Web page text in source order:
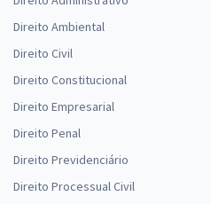
Direito Ambiental
Direito Civil
Direito Constitucional
Direito Empresarial
Direito Penal
Direito Previdenciário
Direito Processual Civil